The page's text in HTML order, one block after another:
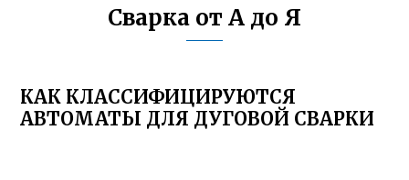
Сварка от А до Я
КАК КЛАССИФИЦИРУЮТСЯ
АВТОМАТЫ ДЛЯ ДУГОВОЙ СВАРКИ